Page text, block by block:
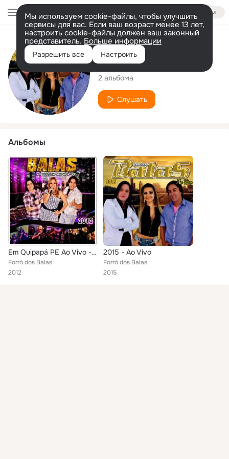
Войти
Мы используем cookie-файлы, чтобы улучшить
сервисы для вас. Если ваш возраст менее 13 лет,
настроить cookie-файлы должен ваш законный
представитель. Больше информации
Разрешить все Настроить
Исполнитель
Forró dos Balas
2 альбома
Слушать
Альбомы
Em Quipapá PE Ao Vivo - 2012
Forró dos Balas
2012
2015 - Ao Vivo
Forró dos Balas
2015